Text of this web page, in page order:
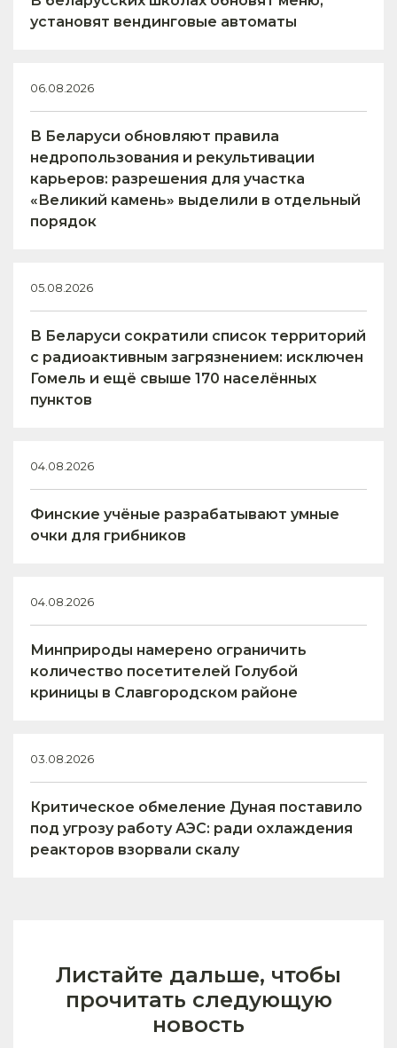
установят вендинговые автоматы
06.08.2026
В Беларуси обновляют правила
недропользования и рекультивации
карьеров: разрешения для участка
«Великий камень» выделили в отдельный
порядок
05.08.2026
В Беларуси сократили список территорий
с радиоактивным загрязнением: исключен
Гомель и ещё свыше 170 населённых
пунктов
04.08.2026
Финские учёные разрабатывают умные
очки для грибников
04.08.2026
Минприроды намерено ограничить
количество посетителей Голубой
криницы в Славгородском районе
03.08.2026
Критическое обмеление Дуная поставило
под угрозу работу АЭС: ради охлаждения
реакторов взорвали скалу
Листайте дальше, чтобы
прочитать следующую
новость